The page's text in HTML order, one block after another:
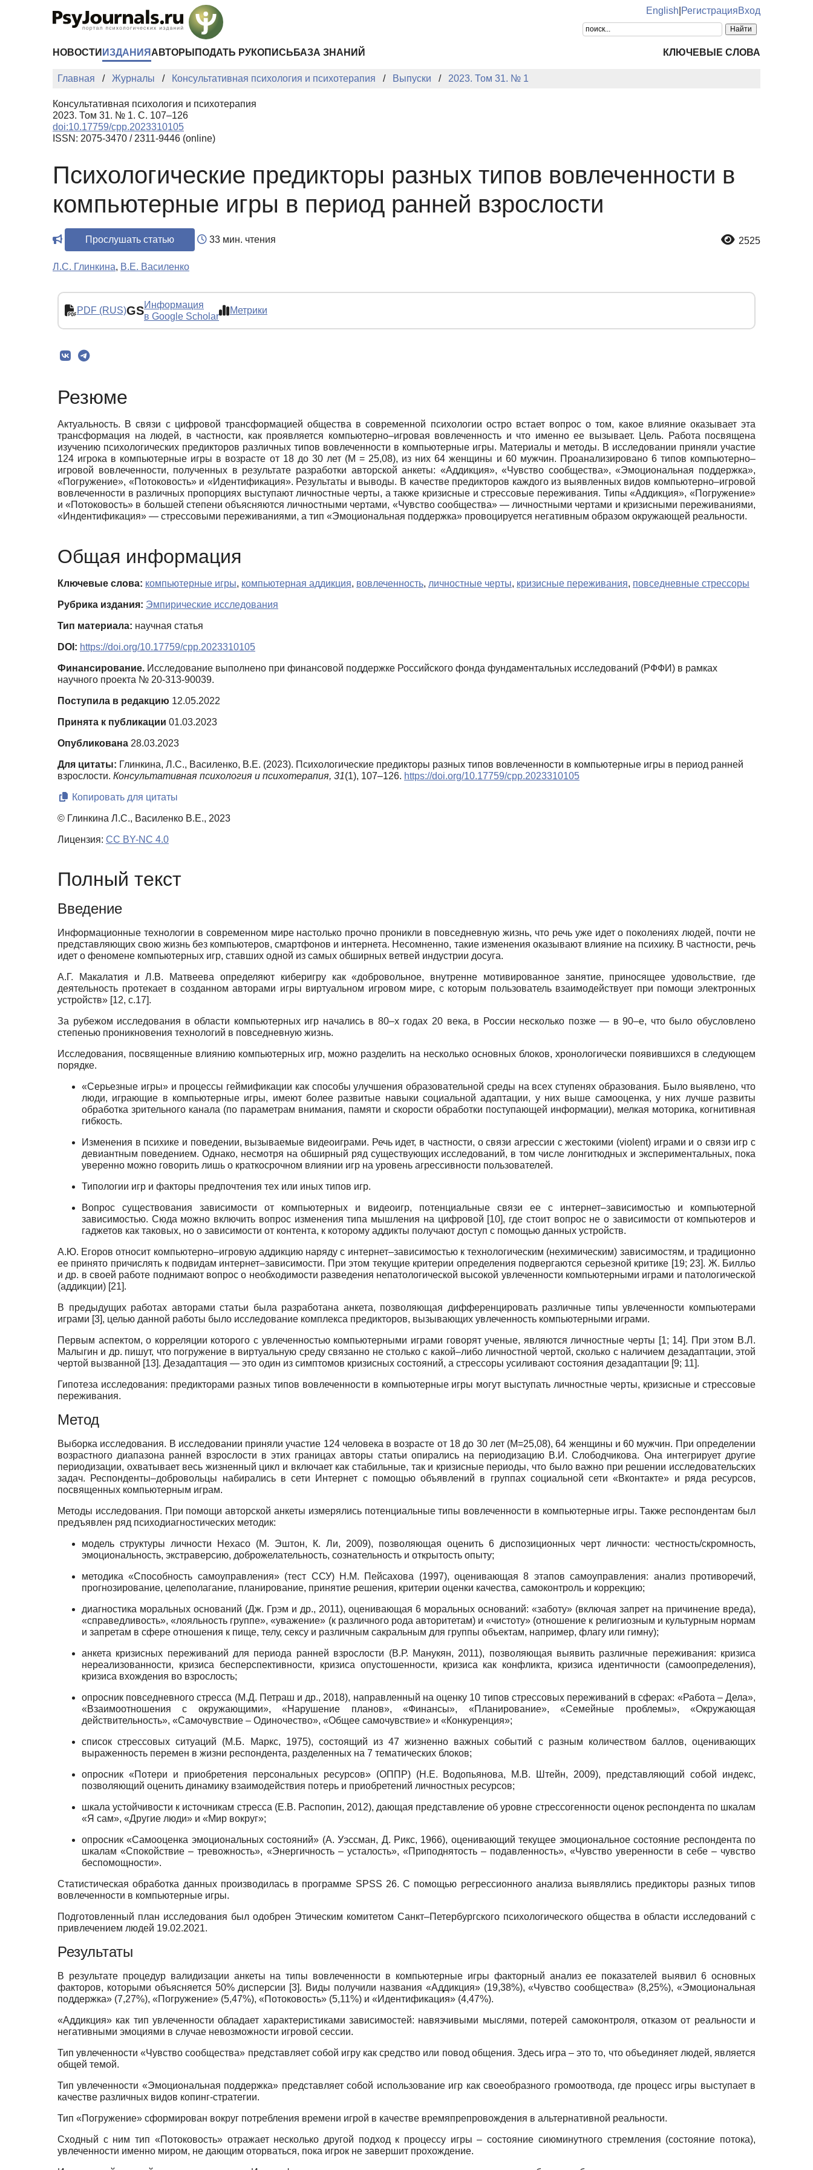
English РегистрацияВход
НОВОСТИ ИЗДАНИЯ АВТОРЫ ПОДАТЬ РУКОПИСЬ БАЗА ЗНАНИЙ КЛЮЧЕВЫЕ СЛОВА
Главная Журналы Консультативная психология и психотерапия Выпуски 2023. Том 31. № 1
Консультативная психология и психотерапия
2023. Том 31. № 1. С. 107–126
doi:10.17759/cpp.2023310105
ISSN: 2075-3470 / 2311-9446 (online)
Психологические предикторы разных типов вовлеченности в
компьютерные игры в период ранней взрослости
Прослушать статью 33 мин. чтения 2525
Л.С. Глинкина, В.Е. Василенко
PDF (RUS)GSИнформация
в Google Scholar
Метрики
Резюме
Актуальность. В связи с цифровой трансформацией общества в современной психологии остро встает вопрос о том, какое влияние оказывает эта
трансформация на людей, в частности, как проявляется компьютерно–игровая вовлеченность и что именно ее вызывает. Цель. Работа посвящена
изучению психологических предикторов различных типов вовлеченности в компьютерные игры. Материалы и методы. В исследовании приняли участие
124 игрока в компьютерные игры в возрасте от 18 до 30 лет (M = 25,08), из них 64 женщины и 60 мужчин. Проанализировано 6 типов компьютерно–
игровой вовлеченности, полученных в результате разработки авторской анкеты: «Аддикция», «Чувство сообщества», «Эмоциональная поддержка»,
«Погружение», «Потоковость» и «Идентификация». Результаты и выводы. В качестве предикторов каждого из выявленных видов компьютерно–игровой
вовлеченности в различных пропорциях выступают личностные черты, а также кризисные и стрессовые переживания. Типы «Аддикция», «Погружение»
и «Потоковость» в большей степени объясняются личностными чертами, «Чувство сообщества» — личностными чертами и кризисными переживаниями,
«Индентификация» — стрессовыми переживаниями, а тип «Эмоциональная поддержка» провоцируется негативным образом окружающей реальности.
Общая информация
Ключевые слова: компьютерные игры, компьютерная аддикция, вовлеченность, личностные черты, кризисные переживания, повседневные стрессоры
Рубрика издания: Эмпирические исследования
Тип материала: научная статья
DOI: https://doi.org/10.17759/cpp.2023310105
Финансирование. Исследование выполнено при финансовой поддержке Российского фонда фундаментальных исследований (РФФИ) в рамках
научного проекта № 20-313-90039.
Поступила в редакцию 12.05.2022
Принята к публикации 01.03.2023
Опубликована 28.03.2023
Для цитаты: Глинкина, Л.С., Василенко, В.Е. (2023). Психологические предикторы разных типов вовлеченности в компьютерные игры в период ранней
взрослости. Консультативная психология и психотерапия, 31(1), 107–126. https://doi.org/10.17759/cpp.2023310105
Копировать для цитаты
© Глинкина Л.С., Василенко В.Е., 2023
Лицензия: CC BY-NC 4.0
Полный текст
Введение
Информационные технологии в современном мире настолько прочно проникли в повседневную жизнь, что речь уже идет о поколениях людей, почти не
представляющих свою жизнь без компьютеров, смартфонов и интернета. Несомненно, такие изменения оказывают влияние на психику. В частности, речь
идет о феномене компьютерных игр, ставших одной из самых обширных ветвей индустрии досуга.
А.Г. Макалатия и Л.В. Матвеева определяют киберигру как «добровольное, внутренне мотивированное занятие, приносящее удовольствие, где
деятельность протекает в созданном авторами игры виртуальном игровом мире, с которым пользователь взаимодействует при помощи электронных
устройств» [12, c.17].
За рубежом исследования в области компьютерных игр начались в 80–х годах 20 века, в России несколько позже — в 90–е, что было обусловлено
степенью проникновения технологий в повседневную жизнь.
Исследования, посвященные влиянию компьютерных игр, можно разделить на несколько основных блоков, хронологически появившихся в следующем
порядке.
«Серьезные игры» и процессы геймификации как способы улучшения образовательной среды на всех ступенях образования. Было выявлено, что
люди, играющие в компьютерные игры, имеют более развитые навыки социальной адаптации, у них выше самооценка, у них лучше развиты
обработка зрительного канала (по параметрам внимания, памяти и скорости обработки поступающей информации), мелкая моторика, когнитивная
гибкость.
Изменения в психике и поведении, вызываемые видеоиграми. Речь идет, в частности, о связи агрессии с жестокими (violent) играми и о связи игр с
девиантным поведением. Однако, несмотря на обширный ряд существующих исследований, в том числе лонгитюдных и экспериментальных, пока
уверенно можно говорить лишь о краткосрочном влиянии игр на уровень агрессивности пользователей.
Типологии игр и факторы предпочтения тех или иных типов игр.
Вопрос существования зависимости от компьютерных и видеоигр, потенциальные связи ее с интернет–зависимостью и компьютерной
зависимостью. Сюда можно включить вопрос изменения типа мышления на цифровой [10], где стоит вопрос не о зависимости от компьютеров и
гаджетов как таковых, но о зависимости от контента, к которому аддикты получают доступ с помощью данных устройств.
А.Ю. Егоров относит компьютерно–игровую аддикцию наряду с интернет–зависимостью к технологическим (нехимическим) зависимостям, и традиционно
ее принято причислять к подвидам интернет–зависимости. При этом текущие критерии определения подвергаются серьезной критике [19; 23]. Ж. Билльо
и др. в своей работе поднимают вопрос о необходимости разведения непатологической высокой увлеченности компьютерными играми и патологической
(аддикции) [21].
В предыдущих работах авторами статьи была разработана анкета, позволяющая дифференцировать различные типы увлеченности компьютерами
играми [3], целью данной работы было исследование комплекса предикторов, вызывающих увлеченность компьютерными играми.
Первым аспектом, о корреляции которого с увлеченностью компьютерными играми говорят ученые, являются личностные черты [1; 14]. При этом В.Л.
Малыгин и др. пишут, что погружение в виртуальную среду связанно не столько с какой–либо личностной чертой, сколько с наличием дезадаптации, этой
чертой вызванной [13]. Дезадаптация — это один из симптомов кризисных состояний, а стрессоры усиливают состояния дезадаптации [9; 11].
Гипотеза исследования: предикторами разных типов вовлеченности в компьютерные игры могут выступать личностные черты, кризисные и стрессовые
переживания.
Метод
Выборка исследования. В исследовании приняли участие 124 человека в возрасте от 18 до 30 лет (M=25,08), 64 женщины и 60 мужчин. При определении
возрастного диапазона ранней взрослости в этих границах авторы статьи опирались на периодизацию В.И. Слободчикова. Она интегрирует другие
периодизации, охватывает весь жизненный цикл и включает как стабильные, так и кризисные периоды, что было важно при решении исследовательских
задач. Респонденты–добровольцы набирались в сети Интернет с помощью объявлений в группах социальной сети «Вконтакте» и ряда ресурсов,
посвященных компьютерным играм.
Методы исследования. При помощи авторской анкеты измерялись потенциальные типы вовлеченности в компьютерные игры. Также респондентам был
предъявлен ряд психодиагностических методик:
модель структуры личности Hexaco (М. Эштон, К. Ли, 2009), позволяющая оценить 6 диспозиционных черт личности: честность/скромность,
эмоциональность, экстраверсию, доброжелательность, сознательность и открытость опыту;
методика «Способность самоуправления» (тест ССУ) Н.М. Пейсахова (1997), оценивающая 8 этапов самоуправления: анализ противоречий,
прогнозирование, целеполагание, планирование, принятие решения, критерии оценки качества, самоконтроль и коррекцию;
диагностика моральных оснований (Дж. Грэм и др., 2011), оценивающая 6 моральных оснований: «заботу» (включая запрет на причинение вреда),
«справедливость», «лояльность группе», «уважение» (к различного рода авторитетам) и «чистоту» (отношение к религиозным и культурным нормам
и запретам в сфере отношения к пище, телу, сексу и различным сакральным для группы объектам, например, флагу или гимну);
анкета кризисных переживаний для периода ранней взрослости (В.Р. Манукян, 2011), позволяющая выявить различные переживания: кризиса
нереализованности, кризиса бесперспективности, кризиса опустошенности, кризиса как конфликта, кризиса идентичности (самоопределения),
кризиса вхождения во взрослость;
опросник повседневного стресса (М.Д. Петраш и др., 2018), направленный на оценку 10 типов стрессовых переживаний в сферах: «Работа – Дела»,
«Взаимоотношения с окружающими», «Нарушение планов», «Финансы», «Планирование», «Семейные проблемы», «Окружающая
действительность», «Самочувствие – Одиночество», «Общее самочувствие» и «Конкуренция»;
список стрессовых ситуаций (М.Б. Маркс, 1975), состоящий из 47 жизненно важных событий с разным количеством баллов, оценивающих
выраженность перемен в жизни респондента, разделенных на 7 тематических блоков;
опросник «Потери и приобретения персональных ресурсов» (ОППР) (Н.Е.
Водопьянова, М.В. Штейн, 2009), представляющий собой индекс,
позволяющий оценить динамику взаимодействия потерь и приобретений личностных ресурсов;
шкала устойчивости к источникам стресса (Е.В. Распопин, 2012), дающая представление об уровне стрессогенности оценок респондента по шкалам
«Я сам», «Другие люди» и «Мир вокруг»;
опросник «Самооценка эмоциональных состояний» (А. Уэссман, Д. Рикс, 1966), оценивающий текущее эмоциональное состояние респондента по
шкалам «Спокойствие – тревожность», «Энергичность – усталость», «Приподнятость – подавленность», «Чувство уверенности в себе – чувство
беспомощности».
Статистическая обработка данных производилась в программе SPSS 26. С помощью регрессионного анализа выявлялись предикторы разных типов
вовлеченности в компьютерные игры.
Подготовленный план исследования был одобрен Этическим комитетом Санкт–Петербургского психологического общества в области исследований с
привлечением людей 19.02.2021.
Результаты
В результате процедур валидизации анкеты на типы вовлеченности в компьютерные игры факторный анализ ее показателей выявил 6 основных
факторов, которыми объясняется 50% дисперсии [3]. Виды получили названия «Аддикция» (19,38%), «Чувство сообщества» (8,25%), «Эмоциональная
поддержка» (7,27%), «Погружение» (5,47%), «Потоковость» (5,11%) и «Идентификация» (4,47%).
«Аддикция» как тип увлеченности обладает характеристиками зависимостей: навязчивыми мыслями, потерей самоконтроля, отказом от реальности и
негативными эмоциями в случае невозможности игровой сессии.
Тип увлеченности «Чувство сообщества» представляет собой игру как средство или повод общения. Здесь игра – это то, что объединяет людей, является
общей темой.
Тип увлеченности «Эмоциональная поддержка» представляет собой использование игр как своеобразного громоотвода, где процесс игры выступает в
качестве различных видов копинг-стратегии.
Тип «Погружение» сформирован вокруг потребления времени игрой в качестве времяпрепровождения в альтернативной реальности.
Сходный с ним тип «Потоковость» отражает несколько другой подход к процессу игры – состояние сиюминутного стремления (состояние потока),
увлеченности именно миром, не дающим оторваться, пока игрок не завершит прохождение.